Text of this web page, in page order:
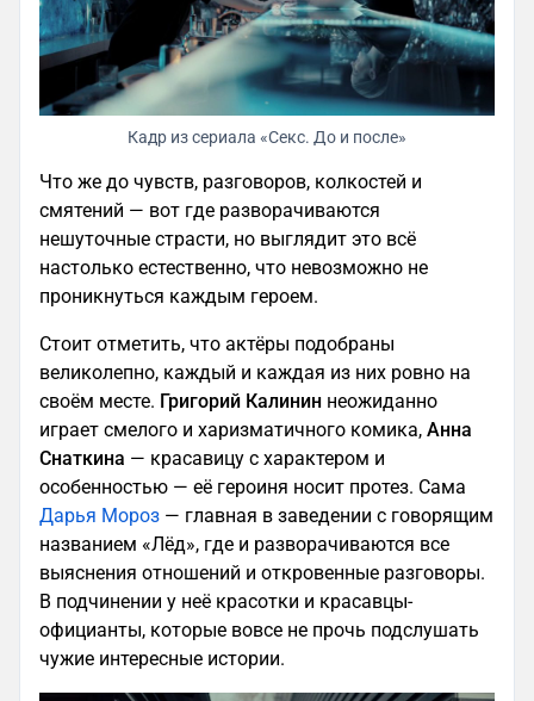
Кадр из сериала «Секс. До и после»
Что же до чувств, разговоров, колкостей и
смятений — вот где разворачиваются
нешуточные страсти, но выглядит это всё
настолько естественно, что невозможно не
проникнуться каждым героем.
Стоит отметить, что актёры подобраны
великолепно, каждый и каждая из них ровно на
своём месте. Григорий Калинин неожиданно
играет смелого и харизматичного комика, Анна
Снаткина — красавицу с характером и
особенностью — её героиня носит протез. Сама
Дарья Мороз — главная в заведении с говорящим
названием «Лёд», где и разворачиваются все
выяснения отношений и откровенные разговоры.
В подчинении у неё красотки и красавцы-
официанты, которые вовсе не прочь подслушать
чужие интересные истории.